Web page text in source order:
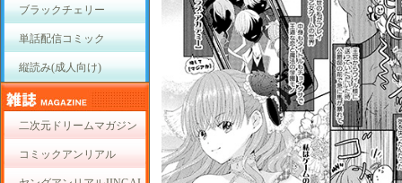
ブラックチェリー
単話配信コミック
縦読み(成人向け)
二次元ドリームマガジン
コミックアンリアル